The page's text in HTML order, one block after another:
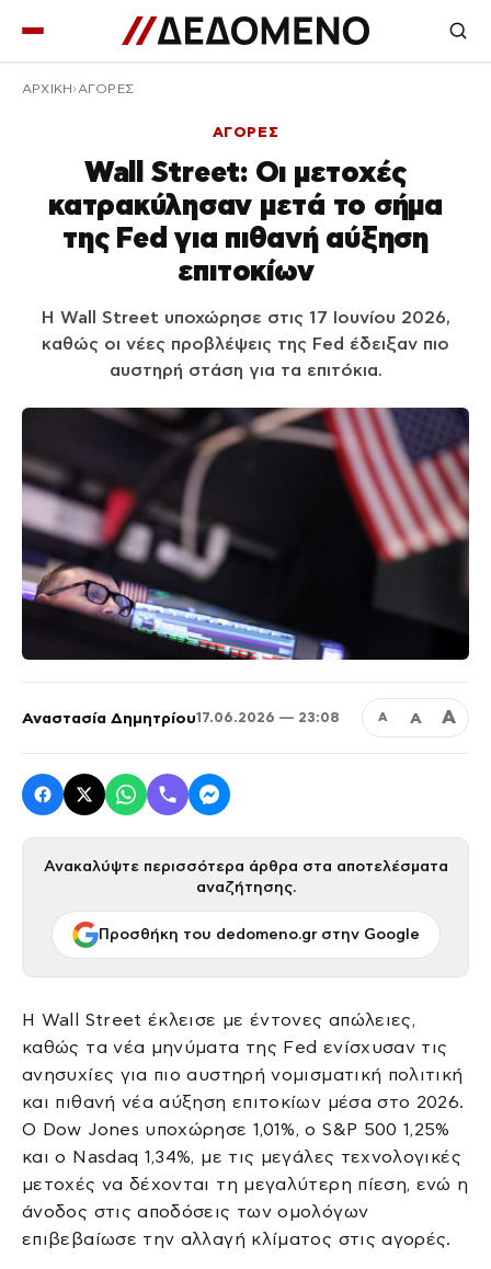
ΑΡΧΙΚΉ ΑΓΟΡΕΣ
ΑΓΟΡΕΣ
Wall Street: Οι μετοχές
κατρακύλησαν μετά το σήμα
της Fed για πιθανή αύξηση
επιτοκίων
Η Wall Street υποχώρησε στις 17 Ιουνίου 2026,
καθώς οι νέες προβλέψεις της Fed έδειξαν πιο
αυστηρή στάση για τα επιτόκια.
Αναστασία Δημητρίου17.06.2026 — 23:08 Α Α Α
Ανακαλύψτε περισσότερα άρθρα στα αποτελέσματα
αναζήτησης.
Προσθήκη του dedomeno.gr στην Google
Η Wall Street έκλεισε με έντονες απώλειες,
καθώς τα νέα μηνύματα της Fed ενίσχυσαν τις
ανησυχίες για πιο αυστηρή νομισματική πολιτική
και πιθανή νέα αύξηση επιτοκίων μέσα στο 2026.
Ο Dow Jones υποχώρησε 1,01%, ο S&P 500 1,25%
και ο Nasdaq 1,34%, με τις μεγάλες τεχνολογικές
μετοχές να δέχονται τη μεγαλύτερη πίεση, ενώ η
άνοδος στις αποδόσεις των ομολόγων
επιβεβαίωσε την αλλαγή κλίματος στις αγορές.